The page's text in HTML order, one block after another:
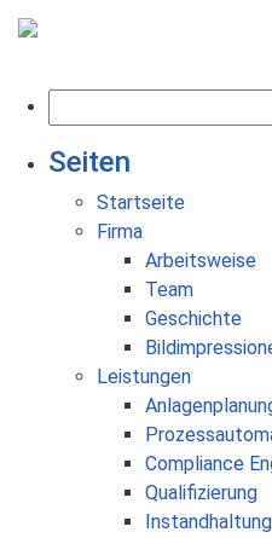
u
c
Seiten
Startseite
Firma
Arbeitsweise
Team
Geschichte
Leistungen
Compliance
Qualifizierung